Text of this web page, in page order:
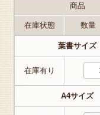
商品
在庫状態 数量
葉書サイズ
在庫有り
A4サイズ